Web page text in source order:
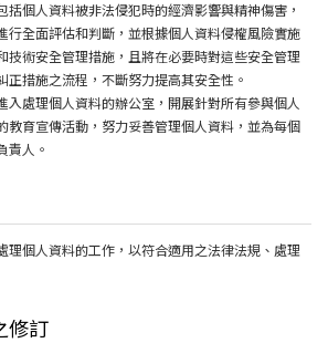
括個人資料被非法侵犯時的經濟影響與精神傷害，
行全面評估和判斷，並根據個人資料侵權風險實施
技術安全管理措施，且將在必要時對這些安全管理
正措施之流程，不斷努力提高其安全性。
入處理個人資料的辦公室，開展針對所有參與個人
教育宣傳活動，努力妥善管理個人資料，並為每個
責人。
理個人資料的工作，以符合適用之法律法規、處理
修訂